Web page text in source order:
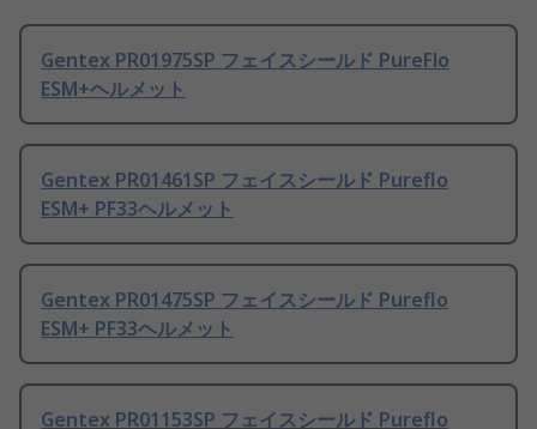
Gentex PR01975SP フェイスシールド PureFlo
ESM+ヘルメット
Gentex PR01461SP フェイスシールド Pureflo
ESM+ PF33ヘルメット
Gentex PR01475SP フェイスシールド Pureflo
ESM+ PF33ヘルメット
Gentex PR01153SP フェイスシールド Pureflo